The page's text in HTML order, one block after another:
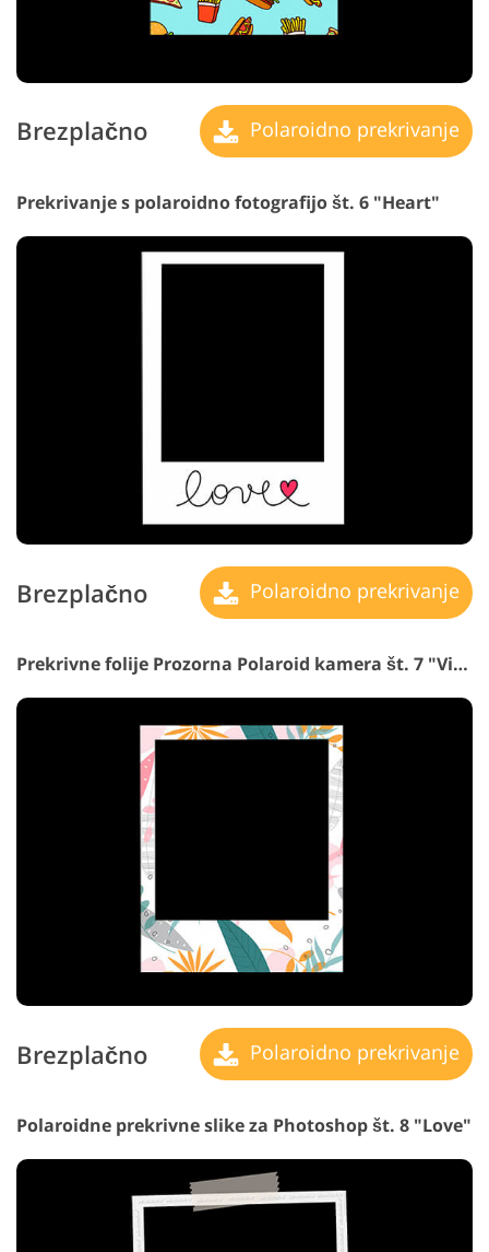
Brezplačno Polaroidno prekrivanje
Prekrivanje s polaroidno fotografijo št. 6 "Heart"
Brezplačno Polaroidno prekrivanje
Prekrivne folije Prozorna Polaroid kamera št. 7 "Vintage"
Brezplačno Polaroidno prekrivanje
Polaroidne prekrivne slike za Photoshop št. 8 "Love"